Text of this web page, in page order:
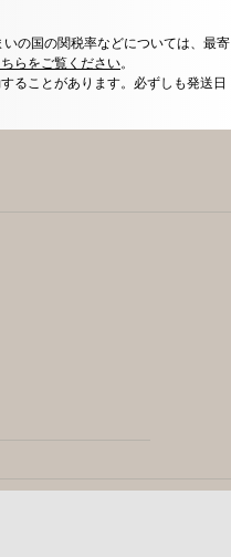
の国の関税率などについては、最寄
らをご覧ください。
ることがあります。必ずしも発送日